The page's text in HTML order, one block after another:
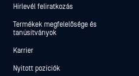
Hírlevél feliratkozás
Termékek megfelelősége és
tanúsítványok
Karrier
Nyitott pozíciók